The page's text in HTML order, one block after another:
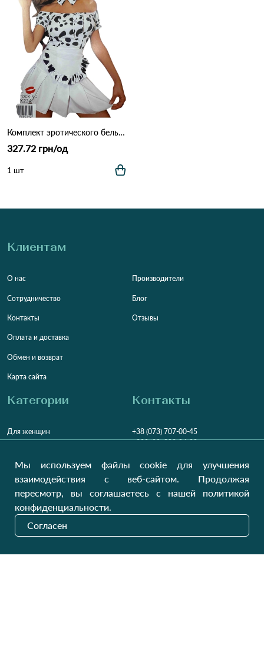
Комплект эротического белья HAN X234 Черно-белый
327.72 грн/од
1 шт
Клиентам
О нас
Сотрудничество
Контакты
Оплата и доставка
Обмен и возврат
Карта сайта
Производители
Блог
Отзывы
Категории
Для женщин
Для детей
Домашний текстиль
Контакты
+38 (073) 707-00-45
+380 (99) 302-84-98
Заказать звонок?
Пн-Пт9:00 - 16:00
НДВихідний
Наши обновления
Мы используем файлы cookie для улучшения
взаимодействия с веб-сайтом. Продолжая
пересмотр, вы соглашаетесь с нашей политикой
конфиденциальности.
Согласен